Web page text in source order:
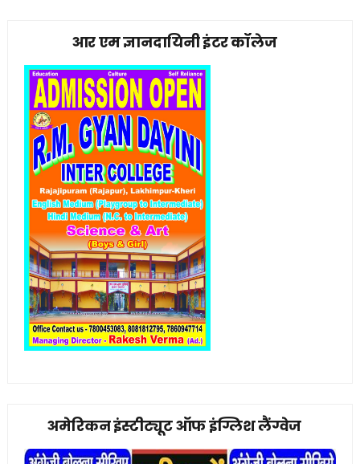
आर एम ज्ञानदायिनी इंटर कॉलेज
अमेरिकन इंस्टीट्यूट ऑफ इंग्लिश लैंग्वेज